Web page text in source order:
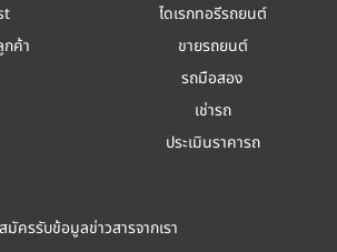
กค้า
ไดเรกทอรีรถยนต์
ขายรถยนต์
รถมือสอง
เช่ารถ
ประเมินราคารถ
สมัครรับข้อมูลข่าวสารจากเรา